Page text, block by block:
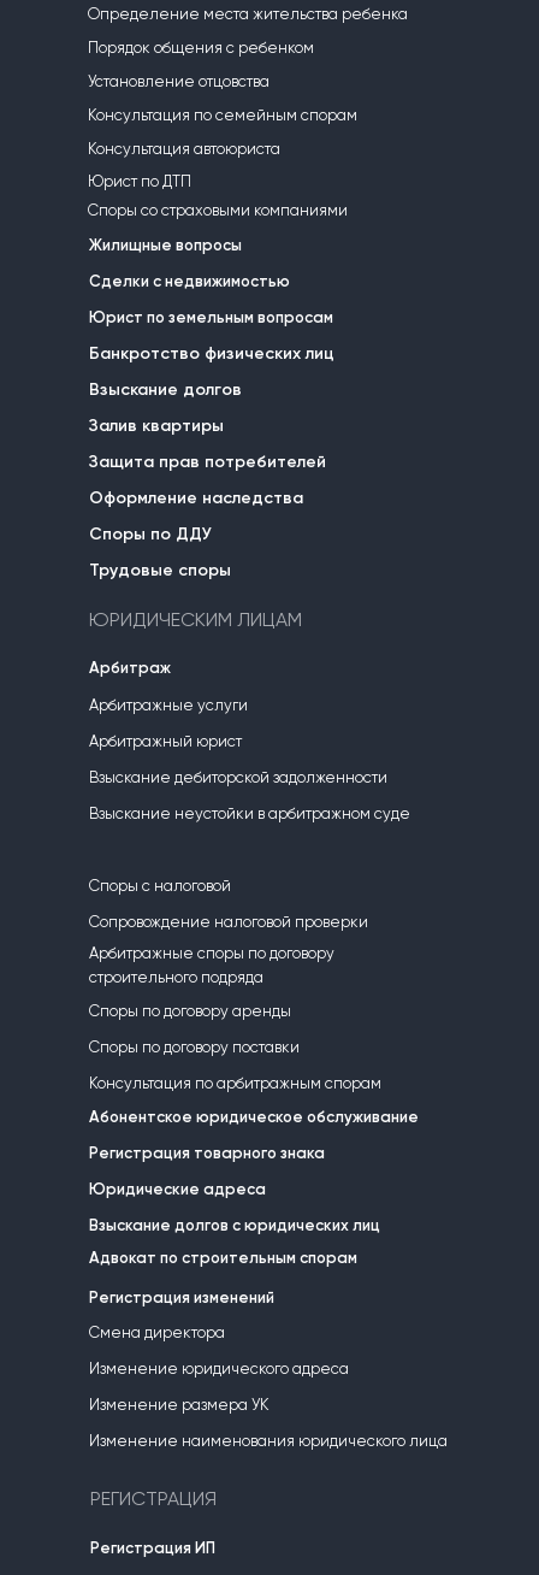
Определение места жительства ребенка
Порядок общения с ребенком
Установление отцовства
Консультация по семейным спорам
Консультация автоюриста
Юрист по ДТП
Споры со страховыми компаниями
Жилищные вопросы
Сделки с недвижимостью
Юрист по земельным вопросам
Банкротство физических лиц
Взыскание долгов
Залив квартиры
Защита прав потребителей
Оформление наследства
Споры по ДДУ
Трудовые споры
ЮРИДИЧЕСКИМ ЛИЦАМ
Арбитражные услуги
Арбитражный юрист
Взыскание дебиторской задолженности
Взыскание неустойки в арбитражном суде
Споры с налоговой
Сопровождение налоговой проверки
Арбитражные споры по договору
строительного подряда
Арбитраж
Споры по договору аренды
Споры по договору поставки
Консультация по арбитражным спорам
Абонентское юридическое обслуживание
Регистрация товарного знака
Юридические адреса
Взыскание долгов с юридических лиц
Регистрация изменений
Адвокат по строительным спорам
Смена директора
Изменение юридического адреса
Изменение размера УК
Изменение наименования юридического лица
РЕГИСТРАЦИЯ
Регистрация ИП